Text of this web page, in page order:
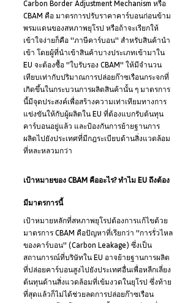
Carbon Border Adjustment Mechanism หรือ
CBAM คือ มาตรการปรับราคาคาร์บอนก่อนข้าม
พรมแดนของสหภาพยุโรป หรือถ้าจะเรียกให้
เข้าใจง่ายก็คือ "ภาษีคาร์บอน" สำหรับสินค้านำ
เข้า โดยผู้ที่นำเข้าสินค้าบางประเภทเข้ามาใน
EU จะต้องซื้อ "ใบรับรอง CBAM" ให้มีจำนวน
เทียบเท่ากับปริมาณการปล่อยก๊าซเรือนกระจกที่
เกิดขึ้นในกระบวนการผลิตสินค้านั้น ๆ มาตรการ
นี้มีจุดประสงค์เพื่อสร้างความเท่าเทียมทางการ
แข่งขันให้กับผู้ผลิตใน EU ที่ต้องแบกรับต้นทุน
คาร์บอนอยู่แล้ว และป้องกันการย้ายฐานการ
ผลิตไปยังประเทศที่มีกฎระเบียบด้านสิ่งแวดล้อม
ที่หละหลวมกว่า
เป้าหมายของ CBAM คืออะไร? ทำไม EU ถึงต้อง
มีมาตรการนี้
เป้าหมายหลักที่สหภาพยุโรปต้องการแก้ไขด้วย
มาตรการ CBAM คือปัญหาที่เรียกว่า "การรั่วไหล
ของคาร์บอน" (Carbon Leakage) ซึ่งเป็น
สถานการณ์ที่บริษัทใน EU อาจย้ายฐานการผลิต
ที่ปล่อยคาร์บอนสูงไปยังประเทศอื่นเพื่อหลีกเลี่ยง
ต้นทุนด้านสิ่งแวดล้อมที่เข้มงวดในยุโรป ซึ่งท้าย
ที่สุดแล้วก็ไม่ได้ช่วยลดการปล่อยก๊าซเรือน